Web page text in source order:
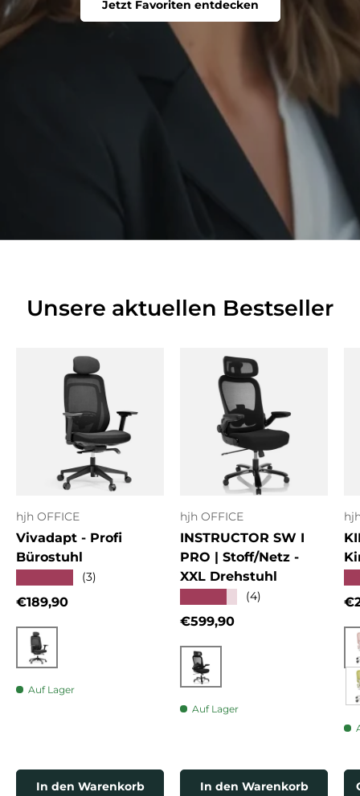
Jetzt Favoriten entdecken
Unsere aktuellen Bestseller
hjh OFFICE
Vivadapt - Profi
Bürostuhl
(3)
Normaler Preis
€189,90
Schwarz
Auf Lager
In den Warenkorb
hjh OFFICE
INSTRUCTOR SW I
PRO | Stoff/Netz -
XXL Drehstuhl
(4)
Normaler Preis
€599,90
Schwarz
Auf Lager
In den Warenkorb